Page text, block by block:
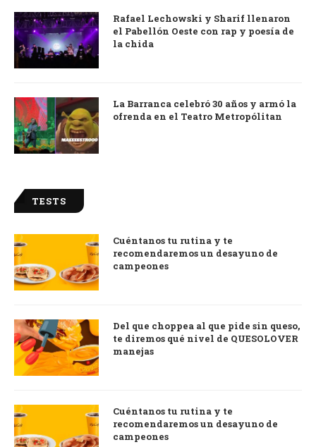
Rafael Lechowski y Sharif llenaron
el Pabellón Oeste con rap y poesía de
la chida
La Barranca celebró 30 años y armó la
ofrenda en el Teatro Metropólitan
TESTS
Cuéntanos tu rutina y te
recomendaremos un desayuno de
campeones
Del que choppea al que pide sin queso,
te diremos qué nivel de QUESOLOVER
manejas
Cuéntanos tu rutina y te
recomendaremos un desayuno de
campeones